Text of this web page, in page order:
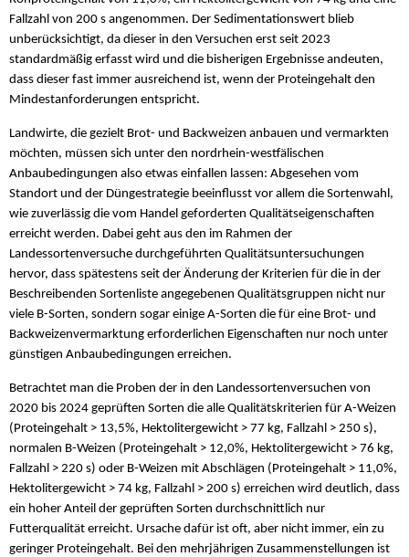
Fallzahl von 200 s angenommen. Der Sedimentationswert blieb
unberücksichtigt, da dieser in den Versuchen erst seit 2023
standardmäßig erfasst wird und die bisherigen Ergebnisse andeuten,
dass dieser fast immer ausreichend ist, wenn der Proteingehalt den
Mindestanforderungen entspricht.
Landwirte, die gezielt Brot- und Backweizen anbauen und vermarkten
möchten, müssen sich unter den nordrhein-westfälischen
Anbaubedingungen also etwas einfallen lassen: Abgesehen vom
Standort und der Düngestrategie beeinflusst vor allem die Sortenwahl,
wie zuverlässig die vom Handel geforderten Qualitätseigenschaften
erreicht werden. Dabei geht aus den im Rahmen der
Landessortenversuche durchgeführten Qualitätsuntersuchungen
hervor, dass spätestens seit der Änderung der Kriterien für die in der
Beschreibenden Sortenliste angegebenen Qualitätsgruppen nicht nur
viele B-Sorten, sondern sogar einige A-Sorten die für eine Brot- und
Backweizenvermarktung erforderlichen Eigenschaften nur noch unter
günstigen Anbaubedingungen erreichen.
Betrachtet man die Proben der in den Landessortenversuchen von
2020 bis 2024 geprüften Sorten die alle Qualitätskriterien für A-Weizen
(Proteingehalt > 13,5%, Hektolitergewicht > 77 kg, Fallzahl > 250 s),
normalen B-Weizen (Proteingehalt > 12,0%, Hektolitergewicht > 76 kg,
Fallzahl > 220 s) oder B-Weizen mit Abschlägen (Proteingehalt > 11,0%,
Hektolitergewicht > 74 kg, Fallzahl > 200 s) erreichen wird deutlich, dass
ein hoher Anteil der geprüften Sorten durchschnittlich nur
Futterqualität erreicht. Ursache dafür ist oft, aber nicht immer, ein zu
geringer Proteingehalt. Bei den mehrjährigen Zusammenstellungen ist